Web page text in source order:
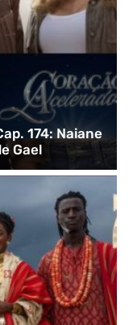
174: Naiane
Gael